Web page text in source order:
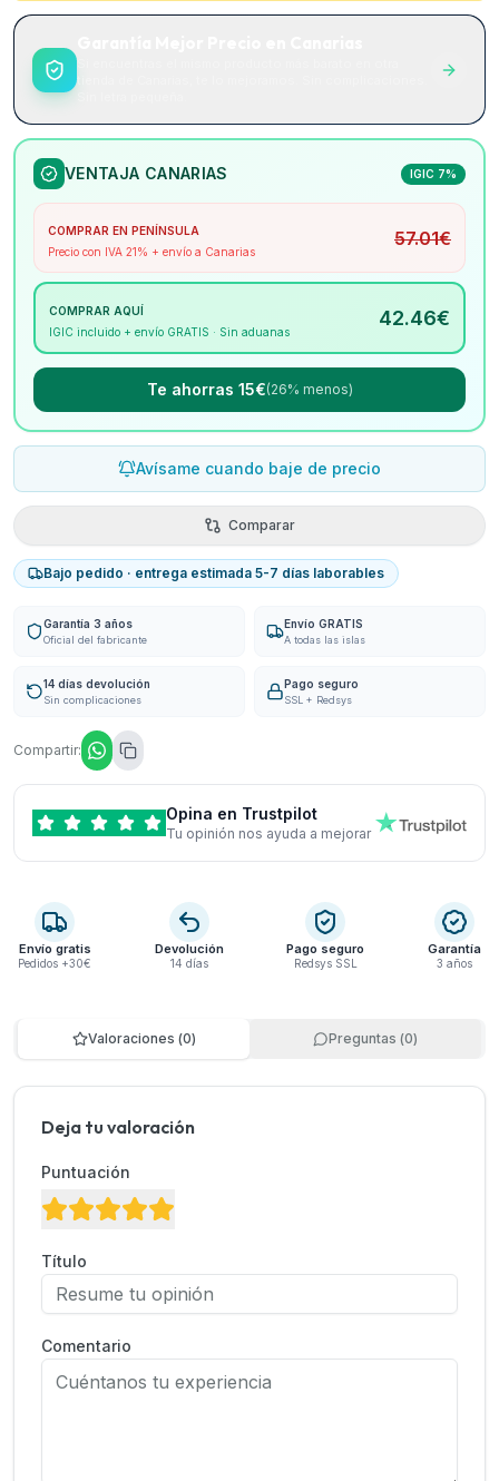
VENTAJA CANARIAS IGIC 7%
COMPRAR EN PENÍNSULA
Precio con IVA 21% + envío a Canarias
57.01€
COMPRAR AQUÍ
IGIC incluido + envío GRATIS · Sin aduanas
42.46€
Te ahorras 15€(26% menos)
Avísame cuando baje de precio
Comparar
Bajo pedido · entrega estimada 5-7 días laborables
Garantía 3 años
Oficial del fabricante
Envío GRATIS
A todas las islas
14 días devolución
Sin complicaciones
Pago seguro
SSL + Redsys
Compartir:
Opina en Trustpilot
Tu opinión nos ayuda a mejorar
Envío gratis
Pedidos +30€
Devolución
14 días
Pago seguro
Redsys SSL
Garantía
3 años
Valoraciones (0) Preguntas (0)
Deja tu valoración
Puntuación
Título
Comentario